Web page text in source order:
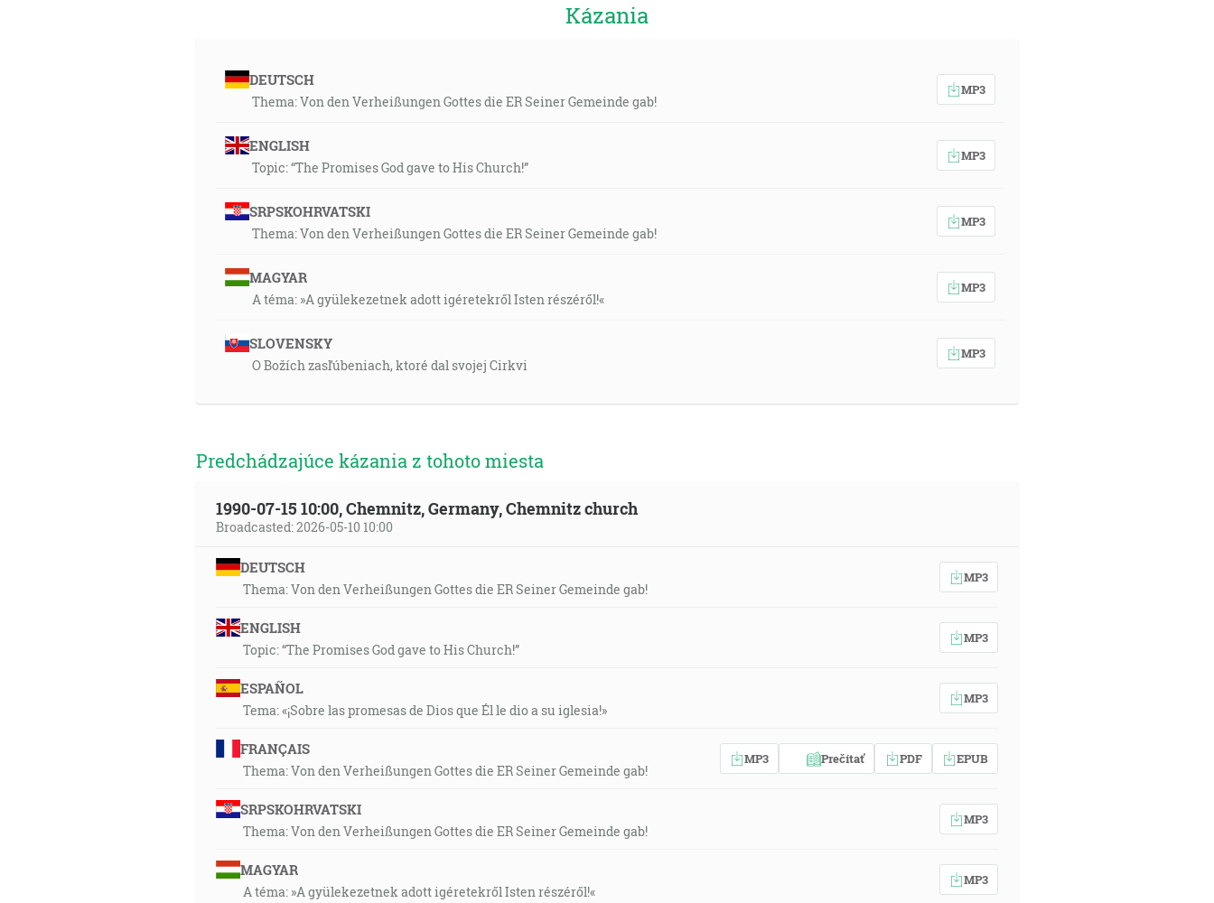
Kázania
DEUTSCH
Thema: Von den Verheißungen Gottes die ER Seiner Gemeinde gab!
MP3
ENGLISH
Topic: “The Promises God gave to His Church!”
MP3
SRPSKOHRVATSKI
Thema: Von den Verheißungen Gottes die ER Seiner Gemeinde gab!
MP3
MAGYAR
A téma: »A gyülekezetnek adott igéretekről Isten részéről!«
MP3
SLOVENSKY
O Božích zasľúbeniach, ktoré dal svojej Cirkvi
MP3
Predchádzajúce kázania z tohoto miesta
1990-07-15 10:00, Chemnitz, Germany, Chemnitz church
Broadcasted: 2026-05-10 10:00
DEUTSCH
Thema: Von den Verheißungen Gottes die ER Seiner Gemeinde gab!
MP3
ENGLISH
Topic: “The Promises God gave to His Church!”
MP3
ESPAÑOL
Tema: «¡Sobre las promesas de Dios que Él le dio a su iglesia!»
MP3
FRANÇAIS
Thema: Von den Verheißungen Gottes die ER Seiner Gemeinde gab!
MP3 Prečítať PDF EPUB
SRPSKOHRVATSKI
Thema: Von den Verheißungen Gottes die ER Seiner Gemeinde gab!
MP3
MAGYAR
A téma: »A gyülekezetnek adott igéretekről Isten részéről!«
MP3